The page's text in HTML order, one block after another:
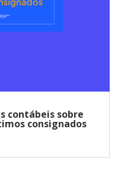
contábeis sobre
consignados